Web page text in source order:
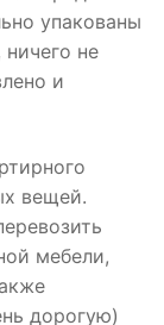
упакованы
не
и
вещей.
мебели,
дорогую)